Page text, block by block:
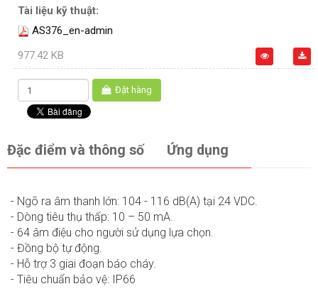
Tài liệu kỹ thuật:
AS376_en-admin
977.42 KB
Đặt hàng
Đặc điểm và thông số Ứng dụng
- Ngõ ra âm thanh lớn: 104 - 116 dB(A) tại 24 VDC.
- Dòng tiêu thụ thấp: 10 – 50 mA.
- 64 âm điệu cho người sử dụng lựa chọn.
- Đồng bộ tự động.
- Hỗ trợ 3 giai đoạn báo cháy.
- Tiêu chuẩn bảo vệ: IP66